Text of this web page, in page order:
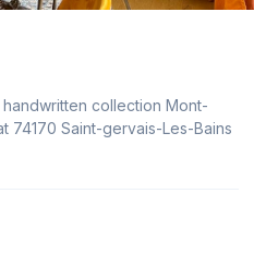
collection Mont-
74170 Saint-gervais-Les-Bains